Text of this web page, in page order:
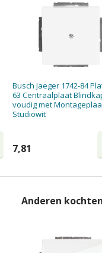
Busch Jaeger 1742-84
63 Centraalplaat
voudig met
Studiowit
7,81
Anderen